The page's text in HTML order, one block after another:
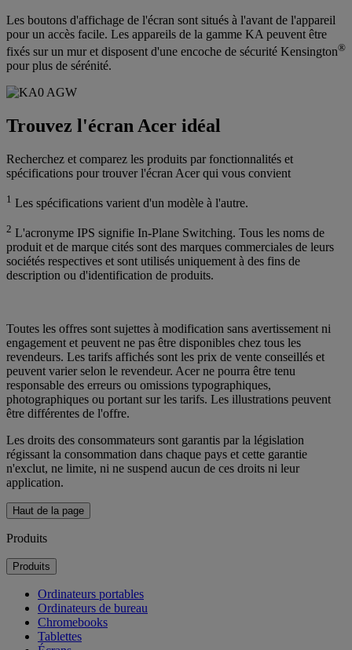
Les boutons d'affichage de l'écran sont situés à l'avant de l'appareil
pour un accès facile. Les appareils de la gamme KA peuvent être
fixés sur un mur et disposent d'une encoche de sécurité Kensington®
pour plus de sérénité.
Trouvez l'écran Acer idéal
Recherchez et comparez les produits par fonctionnalités et
spécifications pour trouver l'écran Acer qui vous convient
1 Les spécifications varient d'un modèle à l'autre.
2 L'acronyme IPS signifie In-Plane Switching. Tous les noms de
produit et de marque cités sont des marques commerciales de leurs
sociétés respectives et sont utilisés uniquement à des fins de
description ou d'identification de produits.
Toutes les offres sont sujettes à modification sans avertissement ni
engagement et peuvent ne pas être disponibles chez tous les
revendeurs. Les tarifs affichés sont les prix de vente conseillés et
peuvent varier selon le revendeur. Acer ne pourra être tenu
responsable des erreurs ou omissions typographiques,
photographiques ou portant sur les tarifs. Les illustrations peuvent
être différentes de l'offre.
Les droits des consommateurs sont garantis par la législation
régissant la consommation dans chaque pays et cette garantie
n'exclut, ne limite, ni ne suspend aucun de ces droits ni leur
application.
Haut de la page
Produits
Produits
Ordinateurs portables
Ordinateurs de bureau
Chromebooks
Tablettes